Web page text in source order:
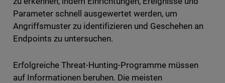
Parameter schnell ausgewertet werden, um
Angriffsmuster zu identifizieren und Geschehen an
Endpoints zu untersuchen.
Erfolgreiche Threat-Hunting-Programme müssen
auf Informationen beruhen. Die meisten